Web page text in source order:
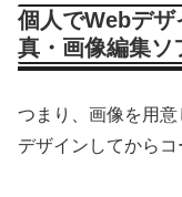
個人でWebデ
真・画像編集ソ
つまり、画像を用
デザインしてからコ